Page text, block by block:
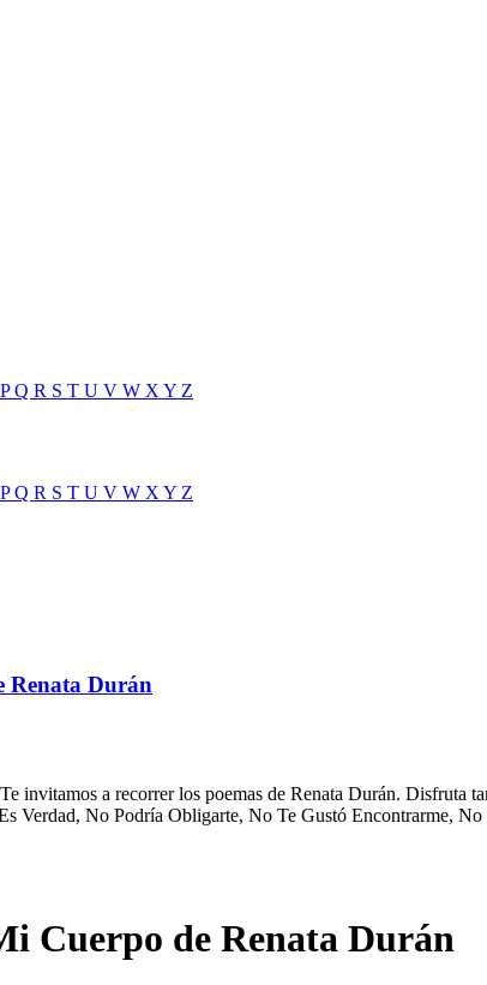
PQ R S T U V W XY Z
PQ R S T U V W X Y Z
Renata Durán
invitamos a recorrer los poemas de Renata Durán. Disfruta
Verdad, No Podría Obligarte, No Te Gustó Encontrarme,
Cuerpo de Renata Durán